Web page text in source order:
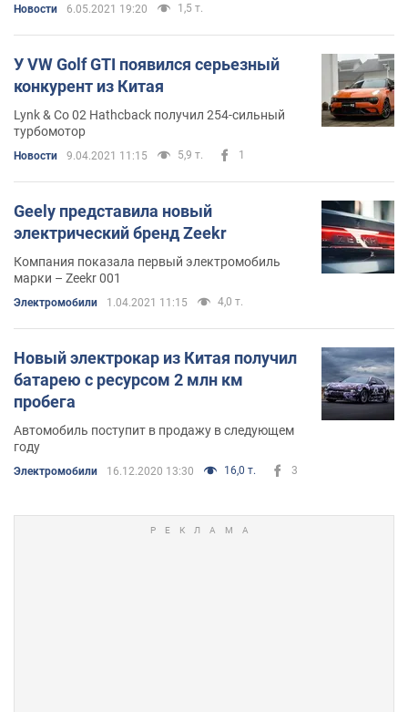
Новости 6.05.2021 19:20 1,5 т.
У VW Golf GTI появился серьезный
конкурент из Китая
Lynk & Co 02 Hathcback получил 254-сильный
турбомотор
Новости 9.04.2021 11:15 5,9 т. 1
Geely представила новый
электрический бренд Zeekr
Компания показала первый электромобиль
марки – Zeekr 001
Электромобили 1.04.2021 11:15 4,0 т.
Новый электрокар из Китая получил
батарею с ресурсом 2 млн км
пробега
Автомобиль поступит в продажу в следующем
году
Электромобили 16.12.2020 13:30 16,0 т. 3